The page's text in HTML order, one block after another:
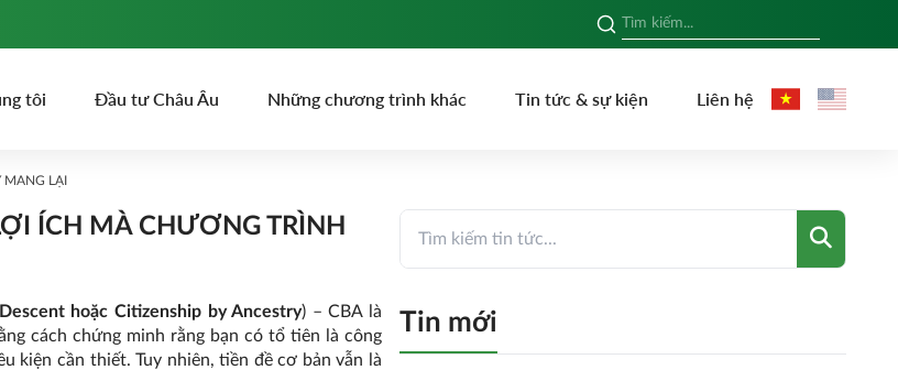
tôi Đầu tư Châu Âu Những chương trình khác Tin tức & sự kiện Liên hệ
MANG LẠI
ÍCH MÀ CHƯƠNG TRÌNH
hoặc Citizenship by Ancestry) – CBA là
cách chứng minh rằng bạn có tổ tiên là công
kiện cần thiết. Tuy nhiên, tiền đề cơ bản vẫn là
Tin mới